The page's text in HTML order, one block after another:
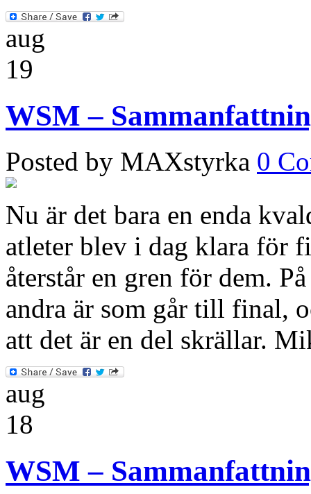
aug
19
WSM –
Posted by MAXstyrka 0
Nu är det bara en enda
atleter blev i dag klara för
återstår en gren för dem.
andra är som går till final,
att det är en del skrällar.
aug
18
WSM –